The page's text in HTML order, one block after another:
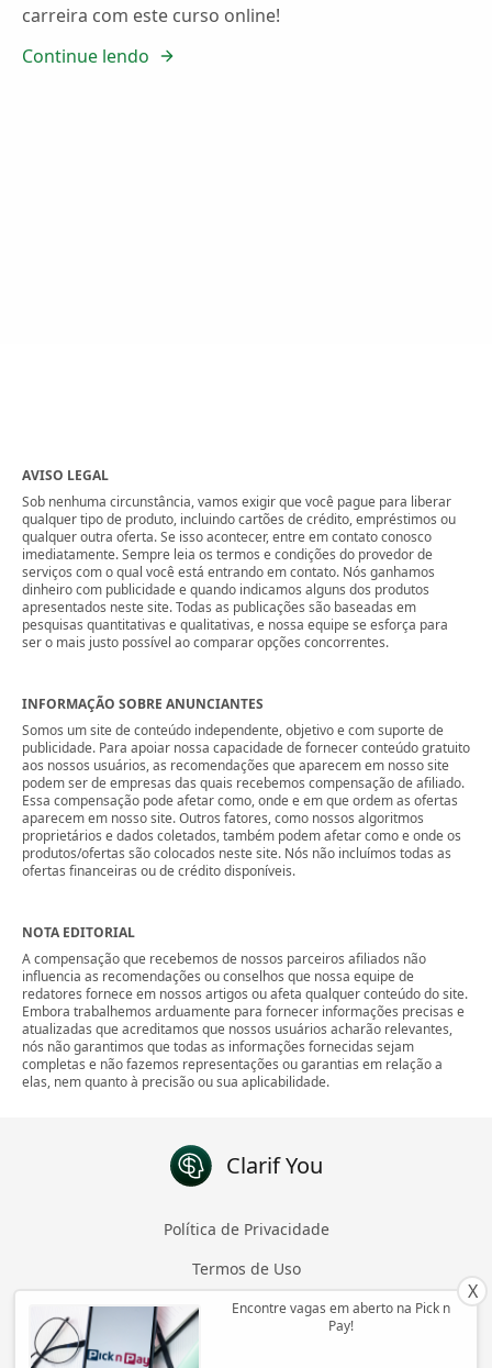
X
Encontre vagas em aberto na Pick n
Pay!
carreira com este curso online!
Continue lendo
AVISO LEGAL
Sob nenhuma circunstância, vamos exigir que você pague para liberar
qualquer tipo de produto, incluindo cartões de crédito, empréstimos ou
qualquer outra oferta. Se isso acontecer, entre em contato conosco
imediatamente. Sempre leia os termos e condições do provedor de
serviços com o qual você está entrando em contato. Nós ganhamos
dinheiro com publicidade e quando indicamos alguns dos produtos
apresentados neste site. Todas as publicações são baseadas em
pesquisas quantitativas e qualitativas, e nossa equipe se esforça para
ser o mais justo possível ao comparar opções concorrentes.
INFORMAÇÃO SOBRE ANUNCIANTES
Somos um site de conteúdo independente, objetivo e com suporte de
publicidade. Para apoiar nossa capacidade de fornecer conteúdo gratuito
aos nossos usuários, as recomendações que aparecem em nosso site
podem ser de empresas das quais recebemos compensação de afiliado.
Essa compensação pode afetar como, onde e em que ordem as ofertas
aparecem em nosso site. Outros fatores, como nossos algoritmos
proprietários e dados coletados, também podem afetar como e onde os
produtos/ofertas são colocados neste site. Nós não incluímos todas as
ofertas financeiras ou de crédito disponíveis.
NOTA EDITORIAL
A compensação que recebemos de nossos parceiros afiliados não
influencia as recomendações ou conselhos que nossa equipe de
redatores fornece em nossos artigos ou afeta qualquer conteúdo do site.
Embora trabalhemos arduamente para fornecer informações precisas e
atualizadas que acreditamos que nossos usuários acharão relevantes,
nós não garantimos que todas as informações fornecidas sejam
completas e não fazemos representações ou garantias em relação a
elas, nem quanto à precisão ou sua aplicabilidade.
Clarif You
Política de Privacidade
Termos de Uso
Sobre